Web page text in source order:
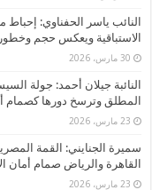
النائب ياسر الحفناوي:
الاستباقية ويعكس حجم
30 مارس، 2026
النائبة جيلان أحمد: جولة
المطلق وترسخ دورها كصمام
23 مارس، 2026
سميرة الجنايني: القمة
القاهرة والرياض صمام أمان
23 مارس، 2026